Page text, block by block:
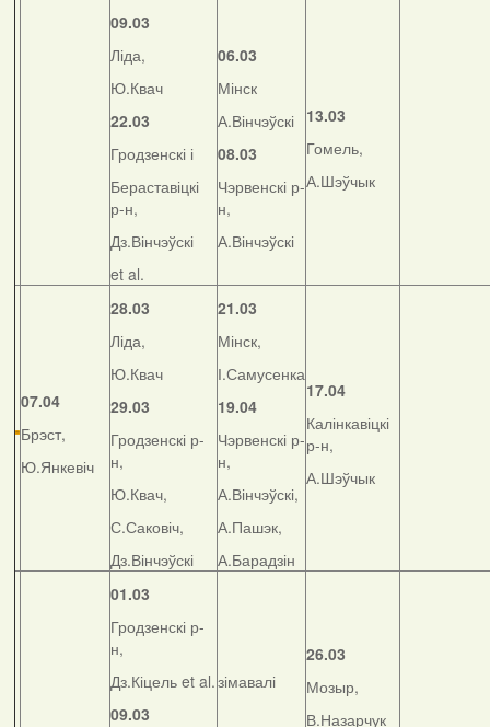
09.03
Ліда,
Ю.Квач
22.03
Гродзенскі і
Бераставіцкі
р-н,
Дз.Вінчэўскі
et al.
06.03
Мінск
А.Вінчэўскі
08.03
Чэрвенскі р-
н,
А.Вінчэўскі
13.03
Гомель,
А.Шэўчык
07.04
Брэст,
Ю.Янкевіч
28.03
Ліда,
Ю.Квач
29.03
Гродзенскі р-
н,
Ю.Квач,
С.Саковіч,
Дз.Вінчэўскі
21.03
Мінск,
І.Самусенка
19.04
Чэрвенскі р-
н,
А.Вінчэўскі,
А.Пашэк,
А.Барадзін
17.04
Калінкавіцкі
р-н,
А.Шэўчык
01.03
Гродзенскі р-
н,
Дз.Кіцель et al.
09.03
зімавалі
26.03
Мозыр,
В.Назарчук